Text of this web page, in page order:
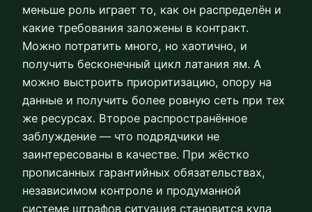
меньше роль играет то, как он распределён и
какие требования заложены в контракт.
Можно потратить много, но хаотично, и
получить бесконечный цикл латания ям. А
можно выстроить приоритизацию, опору на
данные и получить более ровную сеть при тех
же ресурсах. Второе распространённое
заблуждение — что подрядчики не
заинтересованы в качестве. При жёстко
прописанных гарантийных обязательствах,
независимом контроле и продуманной
системе штрафов ситуация становится куда